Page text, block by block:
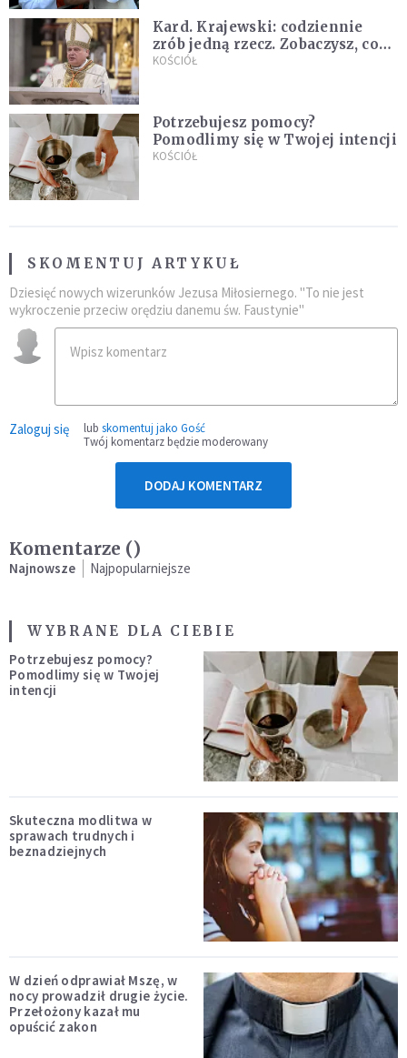
Kard. Krajewski: codziennie
zrób jedną rzecz. Zobaczysz, co
stanie się z twoim życiem
KOŚCIÓŁ
Potrzebujesz pomocy?
Pomodlimy się w Twojej intencji
KOŚCIÓŁ
SKOMENTUJ ARTYKUŁ
Dziesięć nowych wizerunków Jezusa Miłosiernego. "To nie jest
wykroczenie przeciw orędziu danemu św. Faustynie"
Zaloguj się lub skomentuj jako Gość
Twój komentarz będzie moderowany
DODAJ KOMENTARZ
Komentarze ()
Najnowsze Najpopularniejsze
WYBRANE DLA CIEBIE
Potrzebujesz pomocy?
Pomodlimy się w Twojej
intencji
Skuteczna modlitwa w
sprawach trudnych i
beznadziejnych
W dzień odprawiał Mszę, w
nocy prowadził drugie życie.
Przełożony kazał mu
opuścić zakon